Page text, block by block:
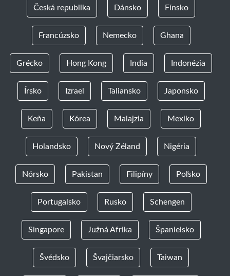
Česká republika Dánsko Fínsko
Francúzsko Nemecko Ghana
Grécko Hong Kong India Indonézia
Írsko Izrael Taliansko Japonsko
Keňa Kórea Malajzia Mexiko
Holandsko Nový Zéland Nigéria
Nórsko Pakistan Filipíny Poľsko
Portugalsko Rusko Schengen
Singapore Južná Afrika Španielsko
Švédsko Švajčiarsko Taiwan